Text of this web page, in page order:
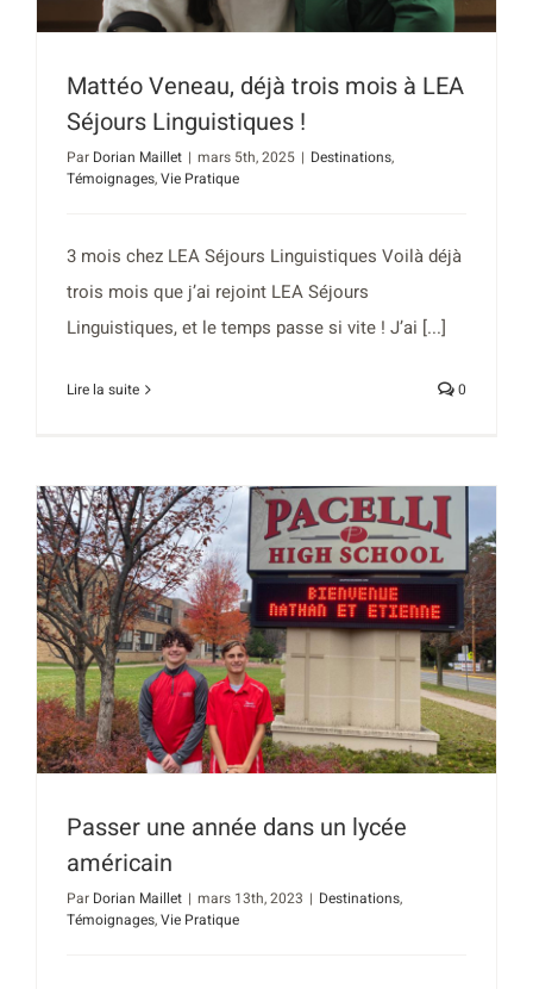
Mattéo Veneau, déjà trois mois à LEA
Séjours Linguistiques !
Par Dorian Maillet | mars 5th, 2025 | Destinations,
Témoignages,Vie Pratique
3 mois chez LEA Séjours Linguistiques Voilà déjà
trois mois que j’ai rejoint LEA Séjours
Linguistiques, et le temps passe si vite ! J’ai [...]
Lire la suite 0
Passer une année dans un lycée
américain
Par Dorian Maillet | mars 13th, 2023 | Destinations,
Témoignages,Vie Pratique